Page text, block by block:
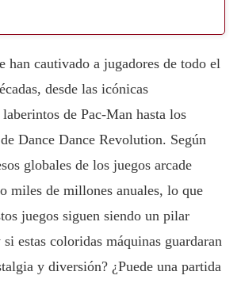
han cautivado a jugadores de todo el
desde las icónicas
de Pac-Man hasta los
Dance Dance Revolution. Según
globales de los juegos arcade
miles de millones anuales, lo que
juegos siguen siendo un pilar
estas coloridas máquinas guardaran
y diversión? ¿Puede una partida